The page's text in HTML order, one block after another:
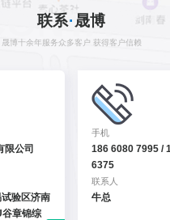
CONTACT
联系· 晟博
晟博十余年服务众多客户 获得客户信赖
限公司
验区济南
谷章锦综
手机
186 6080 7995 /
6375
联系人
牛总